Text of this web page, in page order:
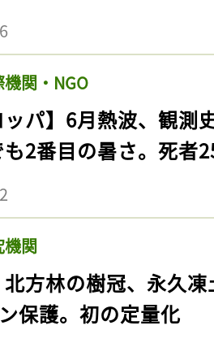
関・NGO
ッパ】6月熱波、観
2番目の暑さ。死者
関
北方林の樹冠、永久
保護。初の定量化